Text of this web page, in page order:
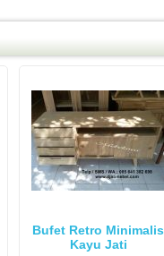
Bufet Retro Minimalis
Kayu Jati